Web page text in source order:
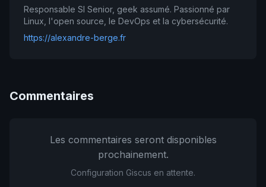
Responsable SI Senior, geek assumé. Passionné par
Linux, l'open source, le DevOps et la cybersécurité.
https://alexandre-berge.fr
Commentaires
Les commentaires seront disponibles
prochainement.
Configuration Giscus en attente.